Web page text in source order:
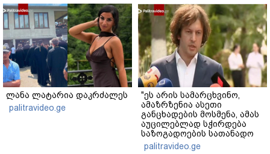
ლანა ლატარია დაკრძალეს
palitravideo.ge
"ეს არის სამარცხვინო,
ამაზრზენია ასეთი
განცხადების მოსმენა, ამას
აუცილებლად სჭირდება
საზოგადოების სათანადო
რეაქცია" - ირაკლი
palitravideo.ge